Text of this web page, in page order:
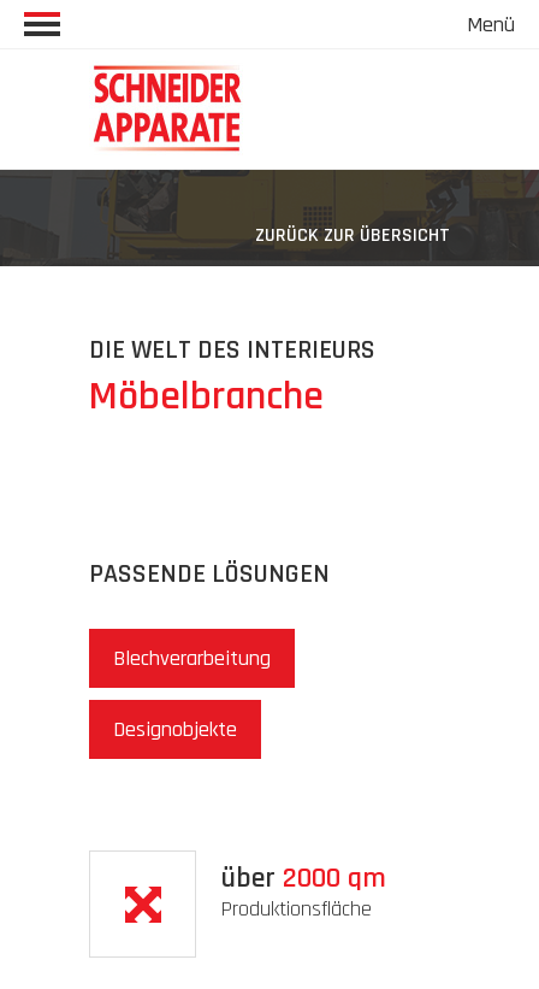
Menü
Startseite
Unternehmen
Unternehmen
Kompetenzen
Branchen & Anwendungen
ZURÜCK ZUR ÜBERSICHT
DIE WELT DES INTERIEURS
Möbelbranche
PASSENDE LÖSUNGEN
Blechverarbeitung
Designobjekte
über 2000 qm
Produktionsfläche